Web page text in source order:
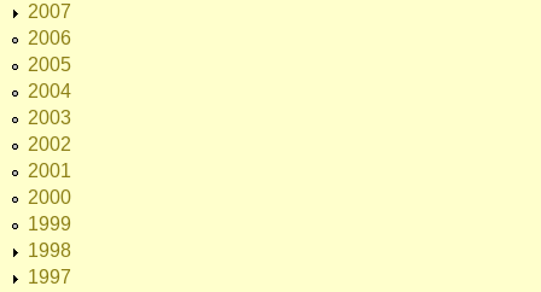
2007
2006
2005
2004
2003
2002
2001
2000
1999
1998
1997